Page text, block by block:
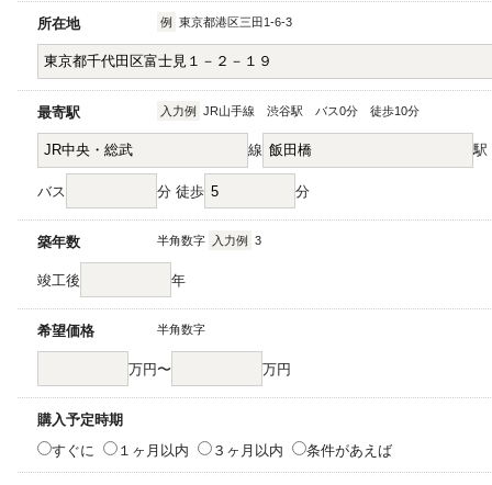
所在地 例 東京都港区三田1-6-3
最寄駅 入力例 JR山手線 渋谷駅 バス0分 徒歩10分
線 駅
バス 分 徒歩 分
築年数 半角数字 入力例 3
竣工後 年
希望価格 半角数字
万円〜 万円
購入予定時期
すぐに
１ヶ月以内 ３ヶ月以内 条件があえば